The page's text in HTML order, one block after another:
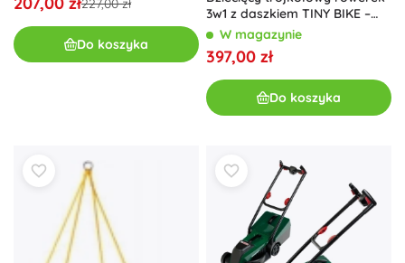
227,00 zł
Do koszyka
3w1 z daszkiem TINY BIKE –
Różowy
W magazynie
397,00 zł
Do koszyka